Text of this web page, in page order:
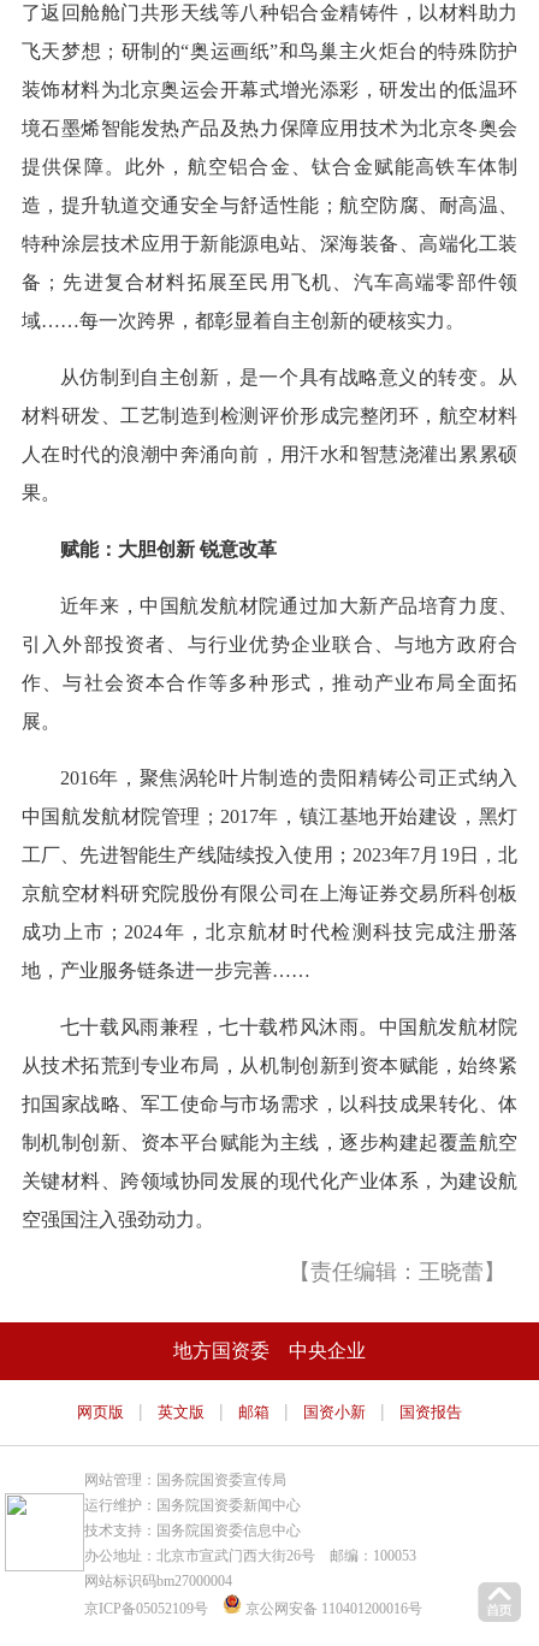
了返回舱舱门共形天线等八种铝合金精铸件，以材料助力
飞天梦想；研制的“奥运画纸”和鸟巢主火炬台的特殊防护
装饰材料为北京奥运会开幕式增光添彩，研发出的低温环
境石墨烯智能发热产品及热力保障应用技术为北京冬奥会
提供保障。此外，航空铝合金、钛合金赋能高铁车体制
造，提升轨道交通安全与舒适性能；航空防腐、耐高温、
特种涂层技术应用于新能源电站、深海装备、高端化工装
备；先进复合材料拓展至民用飞机、汽车高端零部件领
域……每一次跨界，都彰显着自主创新的硬核实力。
从仿制到自主创新，是一个具有战略意义的转变。从
材料研发、工艺制造到检测评价形成完整闭环，航空材料
人在时代的浪潮中奔涌向前，用汗水和智慧浇灌出累累硕
果。
赋能：大胆创新 锐意改革
近年来，中国航发航材院通过加大新产品培育力度、
引入外部投资者、与行业优势企业联合、与地方政府合
作、与社会资本合作等多种形式，推动产业布局全面拓
展。
2016年，聚焦涡轮叶片制造的贵阳精铸公司正式纳入
中国航发航材院管理；2017年，镇江基地开始建设，黑灯
工厂、先进智能生产线陆续投入使用；2023年7月19日，北
京航空材料研究院股份有限公司在上海证券交易所科创板
成功上市；2024年，北京航材时代检测科技完成注册落
地，产业服务链条进一步完善……
七十载风雨兼程，七十载栉风沐雨。中国航发航材院
从技术拓荒到专业布局，从机制创新到资本赋能，始终紧
扣国家战略、军工使命与市场需求，以科技成果转化、体
制机制创新、资本平台赋能为主线，逐步构建起覆盖航空
关键材料、跨领域协同发展的现代化产业体系，为建设航
空强国注入强劲动力。
【责任编辑：王晓蕾】
地方国资委 中央企业
网页版 | 英文版 | 邮箱 | 国资小新 | 国资报告
网站管理：国务院国资委宣传局
运行维护：国务院国资委新闻中心
技术支持：国务院国资委信息中心
办公地址：北京市宣武门西大街26号 邮编：100053
网站标识码bm27000004
京ICP备05052109号
京公网安备 110401200016号